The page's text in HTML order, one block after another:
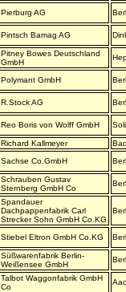
Pierburg AG
Pintsch Bamag AG
Pitney Bowes Deutschland
GmbH
Polymant GmbH
R.Stock AG
Reo Boris von Wolff GmbH
Richard Kallmeyer
Sachse Co.GmbH
Schrauben Gustav
Sternberg GmbH Co
Spandauer
Dachpappenfabrik Carl
Strecker Sohn GmbH Co.KG
Stiebel Eltron GmbH Co.KG
Süßwarenfabrik Berlin-
Weißensee GmbH
Talbot Waggonfabrik GmbH
Co